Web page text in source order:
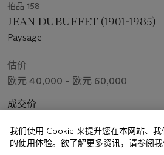
拍品 158
JEAN DUBUFFET (1901-1985)
Paysage
估价
欧元 40,000 – 欧元 60,000
成交价
我们使用 Cookie 来提升您在本网站、
的使用体验。欲了解更多资讯，请参阅